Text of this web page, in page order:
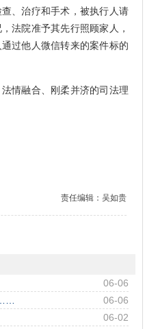
、治疗和手术，被执行人请
法院准予其先行照顾家人，
过他人微信转来的案件标的
情融合、刚柔并济的司法理
责任编辑：吴如贵
06-06
06-06
06-02